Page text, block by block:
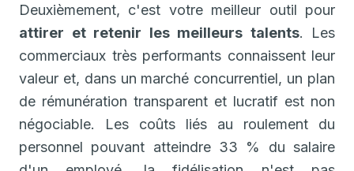
Deuxièmement, c'est votre meilleur outil pour
attirer et retenir les meilleurs talents. Les
commerciaux très performants connaissent leur
valeur et, dans un marché concurrentiel, un plan
de rémunération transparent et lucratif est non
négociable. Les coûts liés au roulement du
personnel pouvant atteindre 33 % du salaire